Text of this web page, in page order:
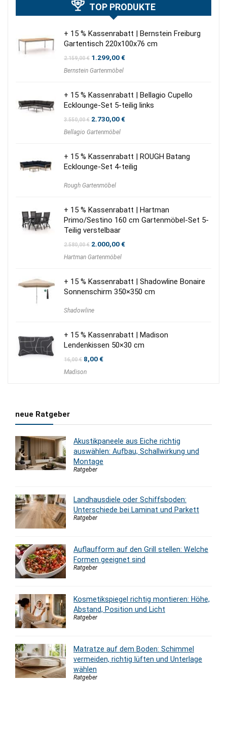
TOP PRODUKTE
+ 15 % Kassenrabatt | Bernstein Freiburg
Gartentisch 220x100x76 cm
2.159,00€ Ursprünglicher
war:
1.299,00€Aktueller
Bernstein Gartenmöbel
+ 15 % Kassenrabatt | Bellagio Cupello
Ecklounge-Set 5-teilig links
3.550,00€ Ursprünglicher
war:
2.730,00€Aktueller
Bellagio Gartenmöbel
+ 15 % Kassenrabatt | ROUGH Batang
Ecklounge-Set 4-teilig
Rough Gartenmöbel
+ 15 % Kassenrabatt | Hartman
Primo/Sestino 160 cm Gartenmöbel-Set 5-
Teilig verstelbaar
2.580,00€ Ursprünglicher
war:
2.000,00€Aktueller
Hartman Gartenmöbel
+ 15 % Kassenrabatt | Shadowline Bonaire
Sonnenschirm 350×350 cm
Shadowline
+ 15 % Kassenrabatt | Madison
Lendenkissen 50×30 cm
16,00€ Ursprünglicher
war:
8,00€Aktueller
Madison
neue Ratgeber
Akustikpaneele aus Eiche richtig
auswählen: Aufbau, Schallwirkung und
Montage
Ratgeber
Landhausdiele oder Schiffsboden:
Unterschiede bei Laminat und Parkett
Ratgeber
Auflaufform auf den Grill stellen: Welche
Formen geeignet sind
Ratgeber
Kosmetikspiegel richtig montieren: Höhe,
Abstand, Position und Licht
Ratgeber
Matratze auf dem Boden: Schimmel
vermeiden, richtig lüften und Unterlage
wählen
Ratgeber